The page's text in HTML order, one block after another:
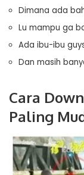
Dimana ada
Lu mampu ga
Ada ibu-ibu
Dan masih
Cara
Paling